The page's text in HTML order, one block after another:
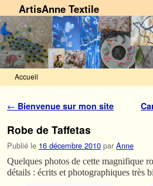
ArtisAnne Textile
Accueil
Navigation des articles
← Bienvenue sur mon site
Robe de Taffetas
Publié le 16 décembre 2010 par Anne
Quelques photos de cette magnifique
détails : écrits et photographiques très